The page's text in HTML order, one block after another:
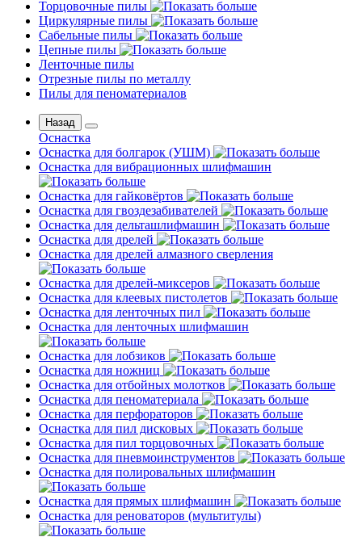
Торцовочные пилы
Циркулярные пилы
Сабельные пилы
Цепные пилы
Ленточные пилы
Отрезные пилы по металлу
Пилы для пеноматериалов
Назад
Оснастка
Оснастка для болгарок (УШМ)
Оснастка для вибрационных шлифмашин
Оснастка для гайковёртов
Оснастка для гвоздезабивателей
Оснастка для дельташлифмашин
Оснастка для дрелей
Оснастка для дрелей алмазного сверления
Оснастка для дрелей-миксеров
Оснастка для клеевых пистолетов
Оснастка для ленточных пил
Оснастка для ленточных шлифмашин
Оснастка для лобзиков
Оснастка для ножниц
Оснастка для отбойных молотков
Оснастка для пеноматериала
Оснастка для перфораторов
Оснастка для пил дисковых
Оснастка для пил торцовочных
Оснастка для пневмоинструментов
Оснастка для полировальных шлифмашин
Оснастка для прямых шлифмашин
Оснастка для реноваторов (мультитулы)